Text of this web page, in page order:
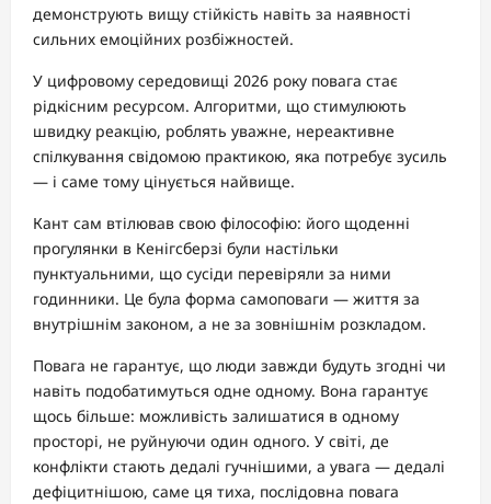
демонструють вищу стійкість навіть за наявності
сильних емоційних розбіжностей.
У цифровому середовищі 2026 року повага стає
рідкісним ресурсом. Алгоритми, що стимулюють
швидку реакцію, роблять уважне, нереактивне
спілкування свідомою практикою, яка потребує зусиль
— і саме тому цінується найвище.
Кант сам втілював свою філософію: його щоденні
прогулянки в Кенігсберзі були настільки
пунктуальними, що сусіди перевіряли за ними
годинники. Це була форма самоповаги — життя за
внутрішнім законом, а не за зовнішнім розкладом.
Повага не гарантує, що люди завжди будуть згодні чи
навіть подобатимуться одне одному. Вона гарантує
щось більше: можливість залишатися в одному
просторі, не руйнуючи один одного. У світі, де
конфлікти стають дедалі гучнішими, а увага — дедалі
дефіцитнішою, саме ця тиха, послідовна повага